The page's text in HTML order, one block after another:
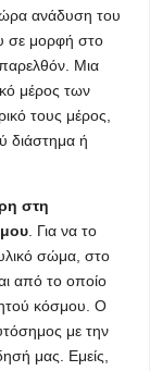
ανάδυση του
σε μορφή στο
Μια
μέρος των
τους μέρος,
διάστημα ή
στη
. Για να το
υλικό σώμα, στο
από το οποίο
κόσμου. Ο
με την
μας. Εμείς,